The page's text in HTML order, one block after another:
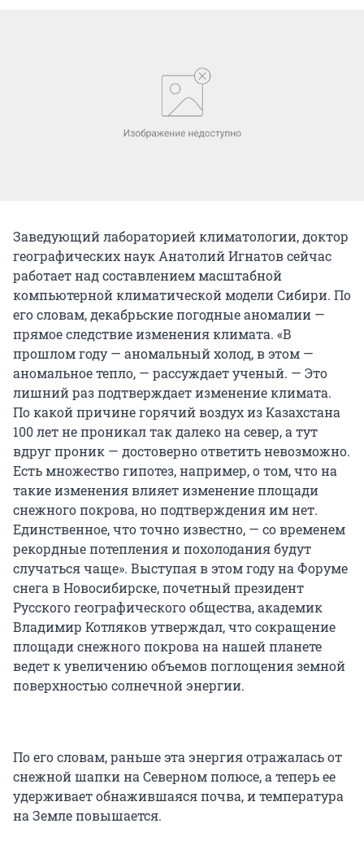
Заведующий лабораторией климатологии, доктор
географических наук Анатолий Игнатов сейчас
работает над составлением масштабной
компьютерной климатической модели Сибири. По
его словам, декабрьские погодные аномалии —
прямое следствие изменения климата. «В
прошлом году — аномальный холод, в этом —
аномальное тепло, — рассуждает ученый. — Это
лишний раз подтверждает изменение климата.
По какой причине горячий воздух из Казахстана
100 лет не проникал так далеко на север, а тут
вдруг проник — достоверно ответить невозможно.
Есть множество гипотез, например, о том, что на
такие изменения влияет изменение площади
снежного покрова, но подтверждения им нет.
Единственное, что точно известно, — со временем
рекордные потепления и похолодания будут
случаться чаще». Выступая в этом году на Форуме
снега в Новосибирске, почетный президент
Русского географического общества, академик
Владимир Котляков утверждал, что сокращение
площади снежного покрова на нашей планете
ведет к увеличению объемов поглощения земной
поверхностью солнечной энергии.
По его словам, раньше эта энергия отражалась от
снежной шапки на Северном полюсе, а теперь ее
удерживает обнажившаяся почва, и температура
на Земле повышается.